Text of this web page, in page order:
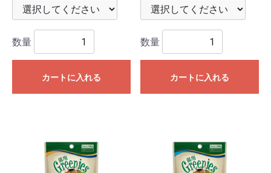
数量
カートに入れる
数量
カートに入れる